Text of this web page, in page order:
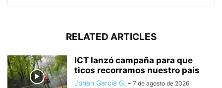
RELATED ARTICLES
ICT lanzó campaña para que
ticos recorramos nuestro país
Johan Garcia G. - 7 de agosto de 2026